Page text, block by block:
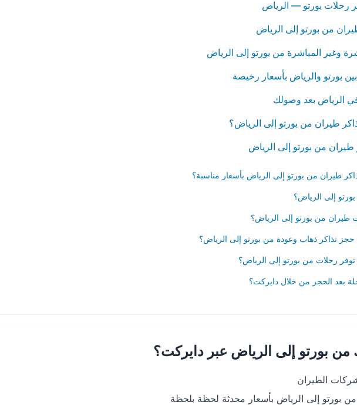
رحلات بورتو — الرياض
من بورتو إلى الرياض
وغير المباشرة من بورتو إلى الرياض
بورتو والرياض بأسعار رخيصة
الرياض بعد وصولك
طيران من بورتو إلى الرياض؟
من بورتو إلى الرياض
طيران من بورتو إلى الرياض بأسعار مناسبة؟
إلى الرياض؟
من بورتو إلى الرياض؟
تذاكر ذهاب وعودة من بورتو إلى الرياض؟
رحلات من بورتو إلى الرياض؟
بعد الحجز من خلال دايركت؟
من بورتو إلى الرياض عبر دايركت؟
الطيران
بورتو إلى الرياض بأسعار محدثة لحظة بلحظة